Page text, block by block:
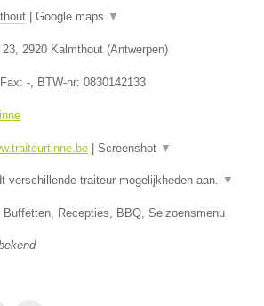
Google maps ▼
23, 2920 Kalmthout (Antwerpen)
-, BTW-nr: 0830142133
Screenshot ▼
verschillende traiteur mogelijkheden aan. ▼
Buffetten, Recepties, BBQ, Seizoensmenu